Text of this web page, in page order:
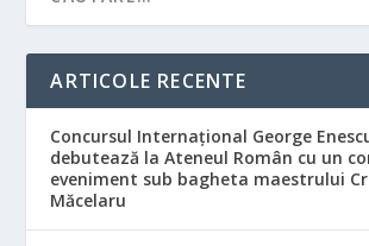
ARTICOLE RECENTE
Concursul Internațional George
debutează la Ateneul Român cu un
eveniment sub bagheta maestrului
Măcelaru